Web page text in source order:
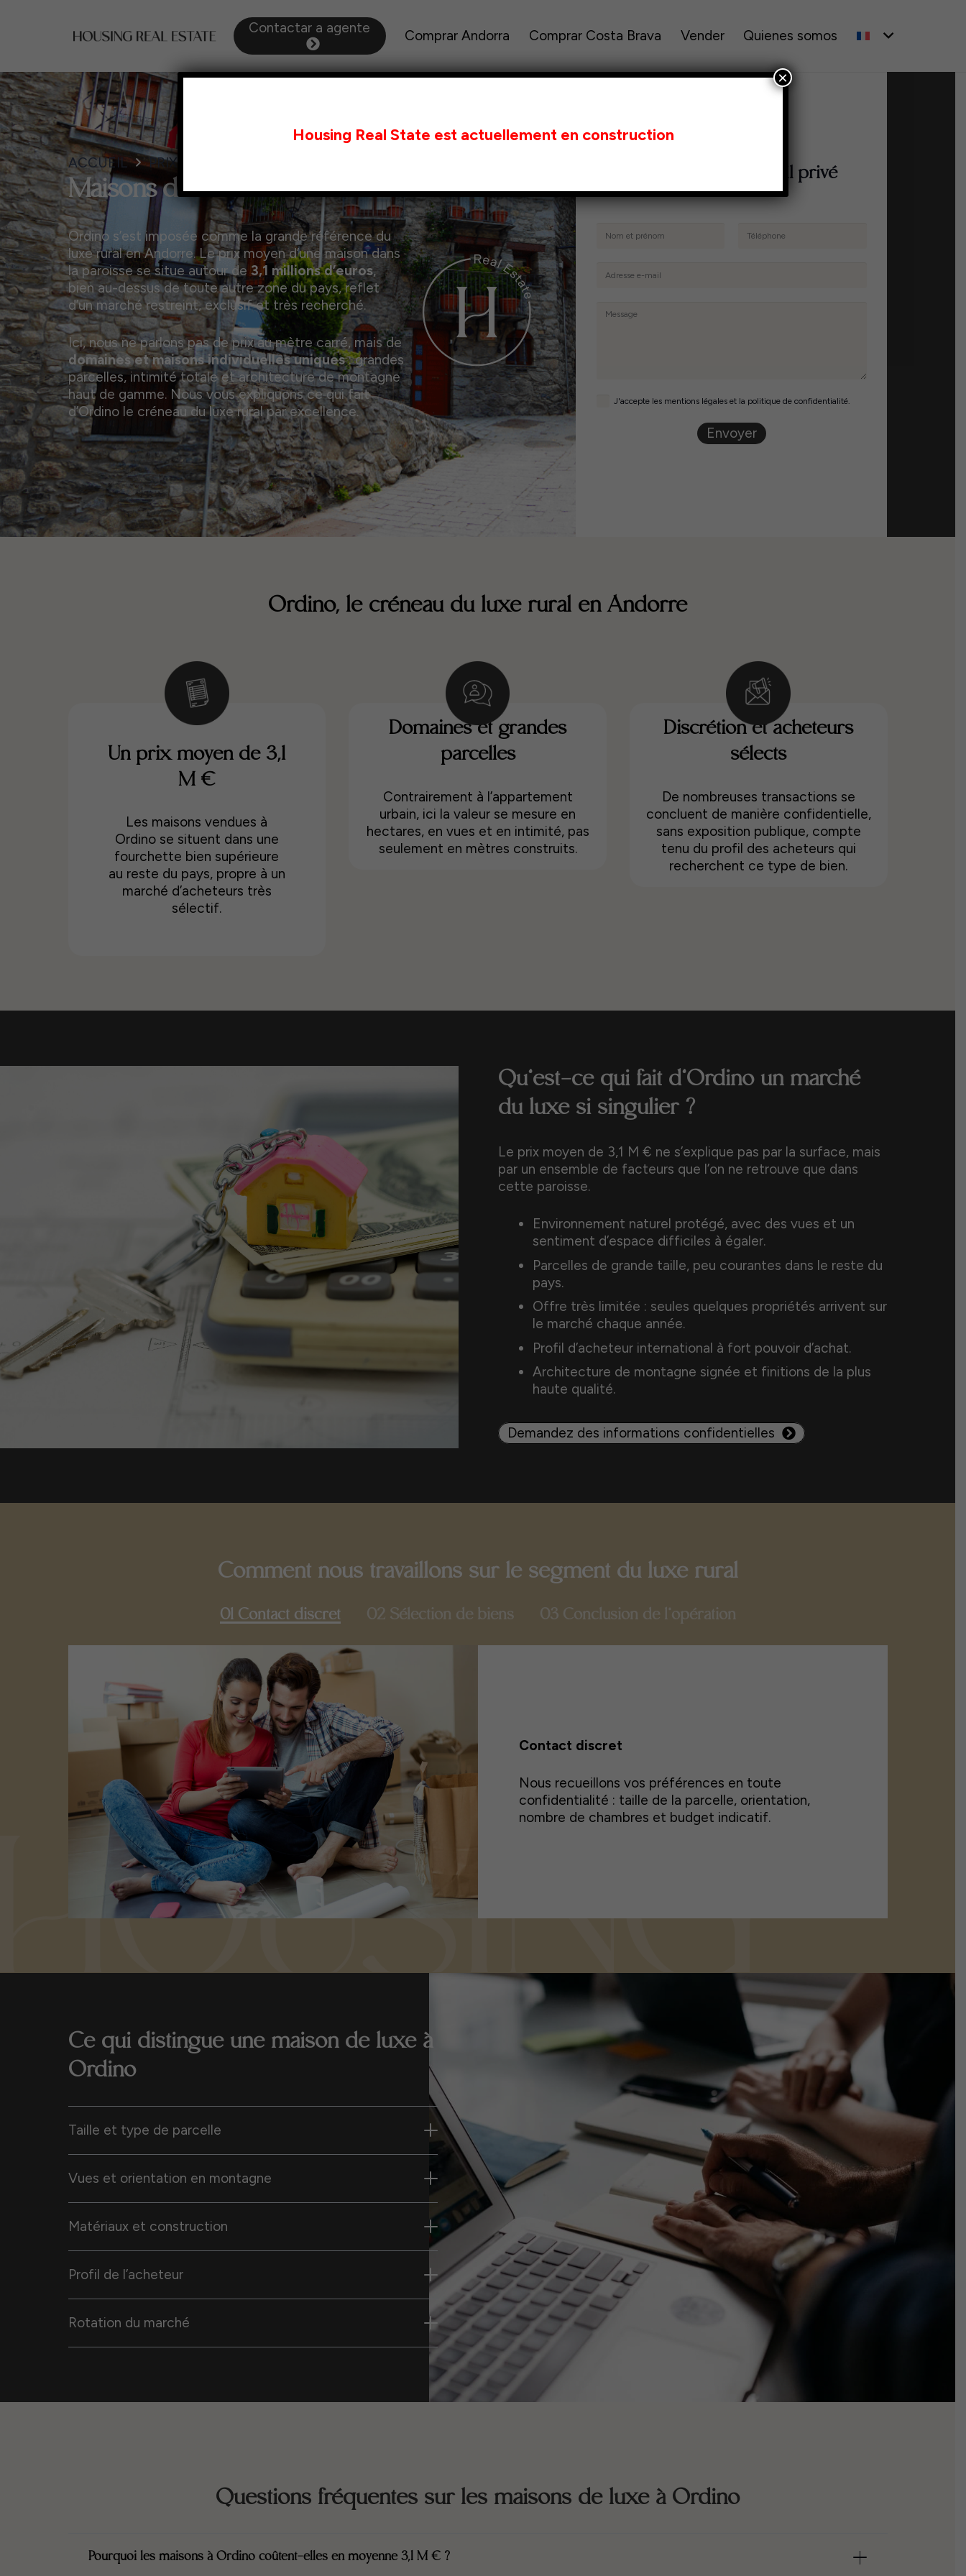
Contactar a agente Comprar Andorra Comprar Costa Brava Vender Quienes somos
ACCUEIL PRIX DU MÈTRE CARRÉ À ORDINO
Maisons de luxe à Ordino
Ordino s’est imposée comme la grande référence du
luxe rural en Andorre. Le prix moyen d’une maison dans
la paroisse se situe autour de 3,1 millions d’euros,
bien au-dessus de toute autre zone du pays, reflet
d’un marché restreint, exclusif et très recherché.
Ici, nous ne parlons pas de prix au mètre carré, mais de
domaines et maisons individuelles uniques: grandes
parcelles, intimité totale et architecture de montagne
haut de gamme. Nous vous expliquons ce qui fait
d’Ordino le créneau du luxe rural par excellence.
Demandez un conseil privé
J'accepte les mentions légales et la politique de confidentialité.
Envoyer
Ordino, le créneau du luxe rural en Andorre
Un prix moyen de 3,1
M €
Les maisons vendues à
Ordino se situent dans une
fourchette bien supérieure
au reste du pays, propre à un
marché d’acheteurs très
sélectif.
Domaines et grandes
parcelles
Contrairement à l’appartement
urbain, ici la valeur se mesure en
hectares, en vues et en intimité, pas
seulement en mètres construits.
Discrétion et acheteurs
sélects
De nombreuses transactions se
concluent de manière confidentielle,
sans exposition publique, compte
tenu du profil des acheteurs qui
recherchent ce type de bien.
Qu’est-ce qui fait d’Ordino un marché
du luxe si singulier ?
Le prix moyen de 3,1 M € ne s’explique pas par la surface, mais
par un ensemble de facteurs que l’on ne retrouve que dans
cette paroisse.
Environnement naturel protégé, avec des vues et un
sentiment d’espace difficiles à égaler.
Parcelles de grande taille, peu courantes dans le reste du
pays.
Offre très limitée : seules quelques propriétés arrivent sur
le marché chaque année.
Profil d’acheteur international à fort pouvoir d’achat.
Architecture de montagne signée et finitions de la plus
haute qualité.
Demandez des informations confidentielles
Comment nous travaillons sur le segment du luxe rural
01 Contact discret 02 Sélection de biens 03 Conclusion de l’opération
Contact discret
Nous recueillons vos préférences en toute
confidentialité : taille de la parcelle, orientation,
nombre de chambres et budget indicatif.
Ce qui distingue une maison de luxe à
Ordino
Taille et type de parcelle
Vues et orientation en montagne
Matériaux et construction
Profil de l’acheteur
Rotation du marché
Questions fréquentes sur les maisons de luxe à Ordino
Pourquoi les maisons à Ordino coûtent-elles en moyenne 3,1 M € ?
Housing Real State est actuellement en construction
×